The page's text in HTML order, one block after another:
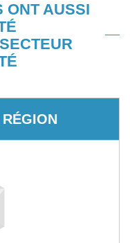
ONT AUSSI